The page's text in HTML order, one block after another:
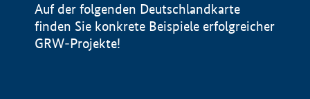
Auf der folgenden Deutschlandkarte
finden Sie konkrete Beispiele erfolgreicher
GRW-Projekte!